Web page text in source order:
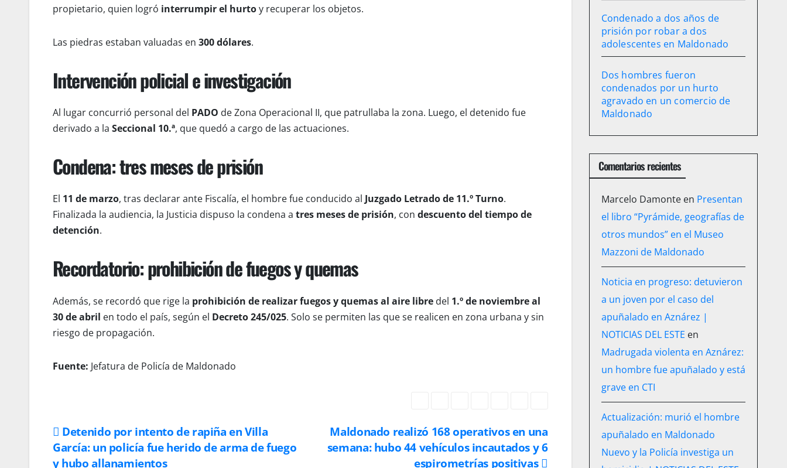
propietario, quien logró interrumpir el hurtoy recuperar los objetos.
Las piedras estaban valuadas en 300 dólares.
Intervención policial e investigación
Al lugar concurrió personal del PADO de Zona Operacional II, que patrullaba la zona. Luego, el detenido fue
derivado a la Seccional 10.ª, que quedó a cargo de las actuaciones.
Condena: tres meses de prisión
El 11 de marzo, tras declarar ante Fiscalía, el hombre fue conducido al Juzgado Letrado de 11.º Turno.
Finalizada la audiencia, la Justicia dispuso la condena a tres meses de prisión, con descuento del tiempo de
detención.
Recordatorio: prohibición de fuegos y quemas
Además, se recordó que rige la prohibición de realizar fuegos y quemas al aire libre del 1.º de noviembre al
30 de abril en todo el país, según el Decreto 245/025. Solo se permiten las que se realicen en zona urbana y sin
riesgo de propagación.
Fuente: Jefatura de Policía de Maldonado
Navegación
de
Maldonado realizó 168 operativos en una
semana: hubo 44 vehículos incautados y 6
espirometrías positivas
Detenido por intento de rapiña en Villa
García: un policía fue herido de arma de fuego
y hubo allanamientos
Condenado a dos años de
prisión por robar a dos
adolescentes en Maldonado
Dos hombres fueron
condenados por un hurto
agravado en un comercio de
Maldonado
Comentarios recientes
Marcelo Damonteen Presentan
el libro “Pyrámide, geografías de
otros mundos” en el Museo
Mazzoni de Maldonado
Noticia en progreso: detuvieron
a un joven por el caso del
apuñalado en Aznárez |
NOTICIAS DEL ESTE en
Madrugada violenta en Aznárez:
un hombre fue apuñalado y está
grave en CTI
Actualización: murió el hombre
apuñalado en Maldonado
Nuevo y la Policía investiga un